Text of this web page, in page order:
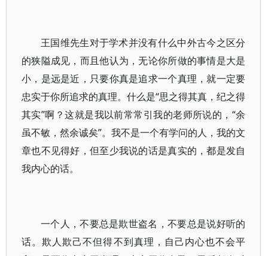
王国维先生对于学术并没有什么中外古今之区分
的狭隘成见，而且他认为，无论你所做的事情是大是
小，是远是近，只要你真是追求一个真理，就一定要
忠实于你所追求的真理。什么是“思之得其真，纪之得
其实”啊？这就是我以前常常引我的老师所说的，“余
虽不敏，然余诚矣”。我不是一个有学问的人，我的文
章也不见得好，但至少我说的话是真实的，都是发自
我内心的话。
一个人，不要总是欺世盗名，不要总是说好听的
话。欺人欺己不但得不到真理，自己内心也不会平